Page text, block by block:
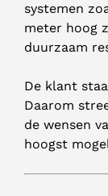
systemen
meter hoog
duurzaam
De klant
Daarom
de wensen
hoogst